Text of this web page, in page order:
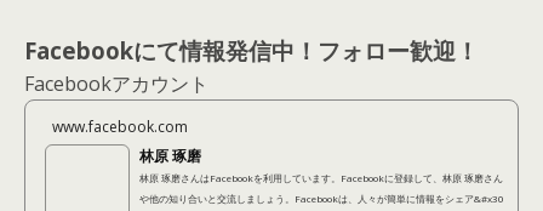
Facebookにて情報発信中！フォロー歓迎！
Facebookアカウント
www.facebook.com
林原 琢磨
林原 琢磨さんはFacebookを利用しています。Facebookに登録して、林原 琢磨さん
や他の知り合いと交流しましょう。Facebookは、人々が簡単に情報をシェア&#x30